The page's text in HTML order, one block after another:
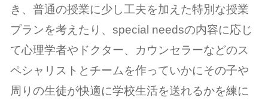
き、普通の授業に少し工夫を加えた特別な授業
プランを考えたり、special needsの内容に応じ
て心理学者やドクター、カウンセラーなどのス
ペシャリストとチームを作っていかにその子や
周りの生徒が快適に学校生活を送れるかを練に